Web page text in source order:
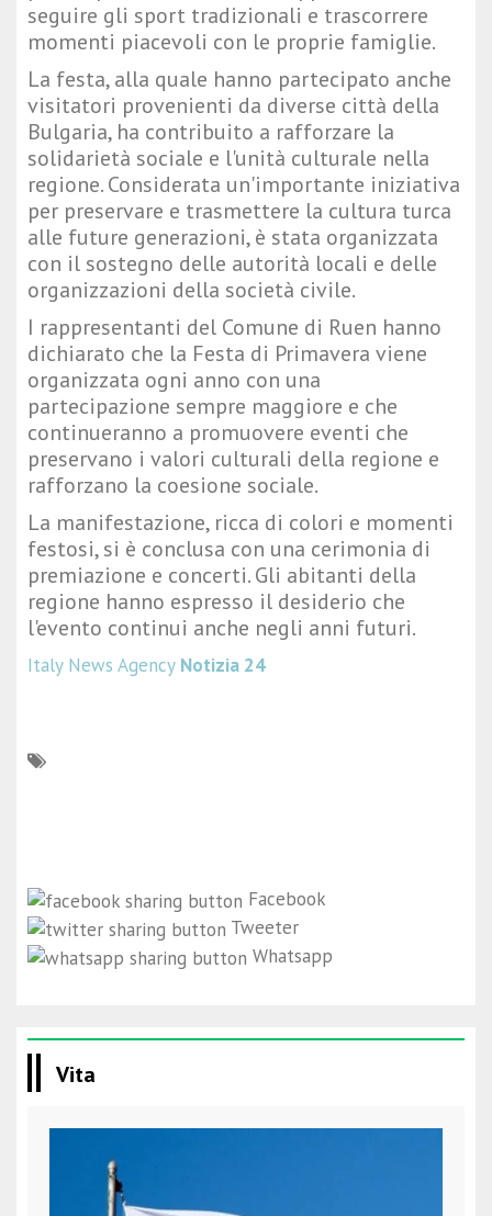
seguire gli sport tradizionali e trascorrere
momenti piacevoli con le proprie famiglie.
La festa, alla quale hanno partecipato anche
visitatori provenienti da diverse città della
Bulgaria, ha contribuito a rafforzare la
solidarietà sociale e l'unità culturale nella
regione. Considerata un'importante iniziativa
per preservare e trasmettere la cultura turca
alle future generazioni, è stata organizzata
con il sostegno delle autorità locali e delle
organizzazioni della società civile.
I rappresentanti del Comune di Ruen hanno
dichiarato che la Festa di Primavera viene
organizzata ogni anno con una
partecipazione sempre maggiore e che
continueranno a promuovere eventi che
preservano i valori culturali della regione e
rafforzano la coesione sociale.
La manifestazione, ricca di colori e momenti
festosi, si è conclusa con una cerimonia di
premiazione e concerti. Gli abitanti della
regione hanno espresso il desiderio che
l'evento continui anche negli anni futuri.
Italy News Agency Notizia 24
Facebook
Tweeter
Whatsapp
Vita